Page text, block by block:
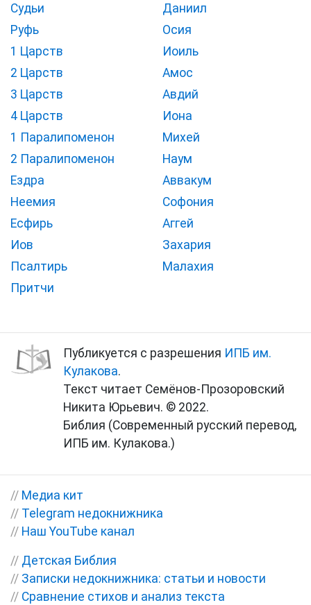
Судьи
Руфь
1 Царств
2 Царств
3 Царств
4 Царств
1 Паралипоменон
2 Паралипоменон
Ездра
Неемия
Есфирь
Иов
Псалтирь
Притчи
Даниил
Осия
Иоиль
Амос
Авдий
Иона
Михей
Наум
Аввакум
Софония
Аггей
Захария
Малахия
Публикуется с разрешения ИПБ им.
Кулакова.
Текст читает Семёнов-Прозоровский
Никита Юрьевич. © 2022.
Библия (Современный русский перевод,
ИПБ им. Кулакова.)
// Медиа кит
// Telegram недокнижника
// Наш YouTube канал
// Детская Библия
// Записки недокнижника: статьи и новости
// Сравнение стихов и анализ текста